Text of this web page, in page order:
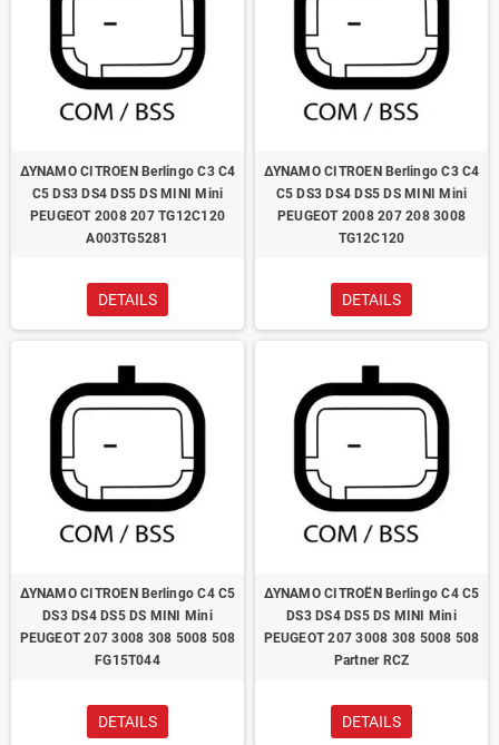
ΔΥΝΑΜΟ CITROEN Berlingo C3 C4
C5 DS3 DS4 DS5 DS MINI Mini
PEUGEOT 2008 207 TG12C120
A003TG5281
DETAILS
ΔΥΝΑΜΟ CITROEN Berlingo C3 C4
C5 DS3 DS4 DS5 DS MINI Mini
PEUGEOT 2008 207 208 3008
TG12C120
DETAILS
ΔΥΝΑΜΟ CITROEN Berlingo C4 C5
DS3 DS4 DS5 DS MINI Mini
PEUGEOT 207 3008 308 5008 508
FG15T044
DETAILS
ΔΥΝΑΜΟ CITROËN Berlingo C4 C5
DS3 DS4 DS5 DS MINI Mini
PEUGEOT 207 3008 308 5008 508
Partner RCZ
DETAILS